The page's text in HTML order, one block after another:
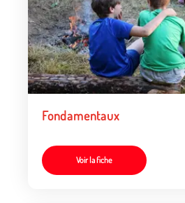
Fondamentaux
Voir la fiche